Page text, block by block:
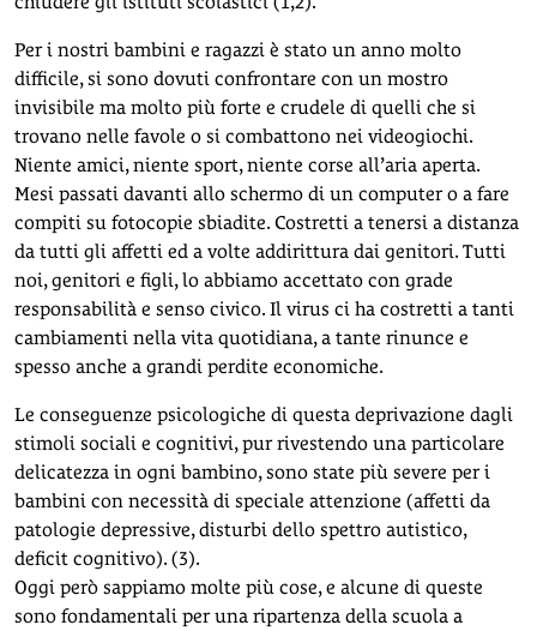
Per i nostri bambini e ragazzi è stato un anno molto
difficile, si sono dovuti confrontare con un mostro
invisibile ma molto più forte e crudele di quelli che si
trovano nelle favole o si combattono nei videogiochi.
Niente amici, niente sport, niente corse all’aria aperta.
Mesi passati davanti allo schermo di un computer o a fare
compiti su fotocopie sbiadite. Costretti a tenersi a distanza
da tutti gli affetti ed a volte addirittura dai genitori. Tutti
noi, genitori e figli, lo abbiamo accettato con grade
responsabilità e senso civico. Il virus ci ha costretti a tanti
cambiamenti nella vita quotidiana, a tante rinunce e
spesso anche a grandi perdite economiche.
Le conseguenze psicologiche di questa deprivazione dagli
stimoli sociali e cognitivi, pur rivestendo una particolare
delicatezza in ogni bambino, sono state più severe per i
bambini con necessità di speciale attenzione (affetti da
patologie depressive, disturbi dello spettro autistico,
deficit cognitivo). (3).
Oggi però sappiamo molte più cose, e alcune di queste
sono fondamentali per una ripartenza della scuola a